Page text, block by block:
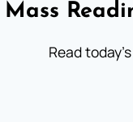
Mass
Read